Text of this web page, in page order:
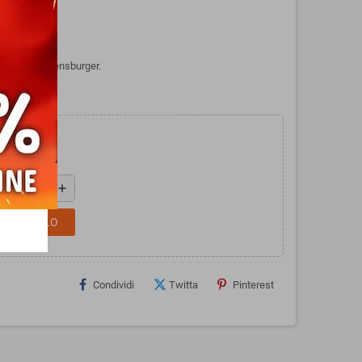
di Ravensburger.
add
CARRELLO
Condividi Twitta Pinterest